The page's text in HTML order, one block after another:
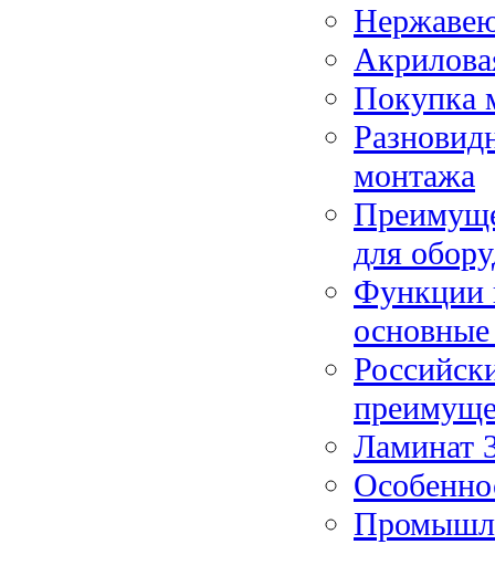
Покупка
монтажа
для
Функции
Ламинат